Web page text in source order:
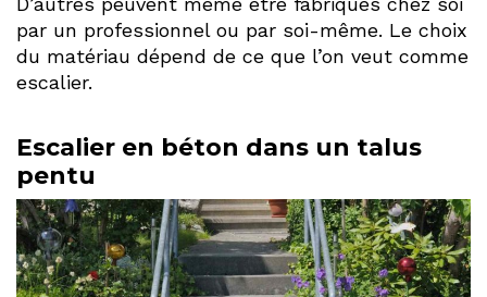
par un professionnel ou par soi-même. Le choix
du matériau dépend de ce que l’on veut comme
escalier.
Escalier en béton dans un talus
pentu